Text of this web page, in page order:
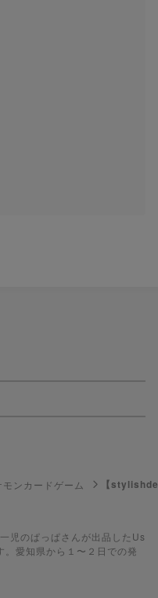
モンカードゲーム 【
のぱっぱさんが出品したUs
愛知県から１〜２日での発